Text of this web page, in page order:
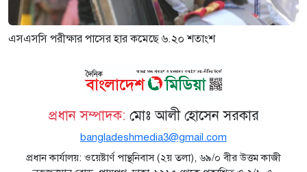
এসএসসি পরীক্ষার পাসের হার কমেছে ৬.২০ শতাংশ
প্রধান সম্পাদক: মোঃ আলী হোসেন সরকার
bangladeshmedia3@gmail.com
প্রধান কার্যালয়: ওয়েষ্টার্ণ পান্থনিবাস (২য় তলা), ৬৯/০ বীর উত্তম কাজী